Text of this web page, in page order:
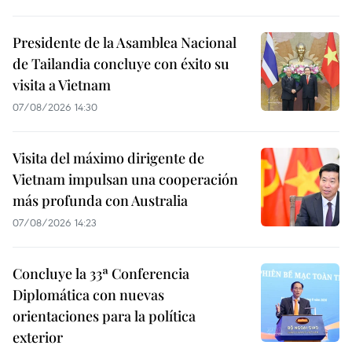
Presidente de la Asamblea Nacional
de Tailandia concluye con éxito su
visita a Vietnam
07/08/2026 14:30
Visita del máximo dirigente de
Vietnam impulsan una cooperación
más profunda con Australia
07/08/2026 14:23
Concluye la 33ª Conferencia
Diplomática con nuevas
orientaciones para la política
exterior